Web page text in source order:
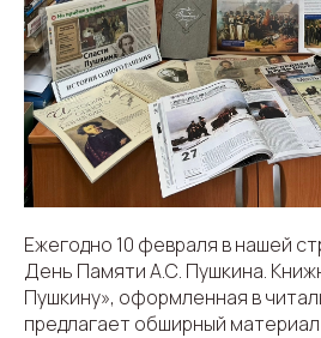
Ежегодно 10 февраля в нашей
День Памяти А.С. Пушкина.
Пушкину», оформленная в
предлагает обширный